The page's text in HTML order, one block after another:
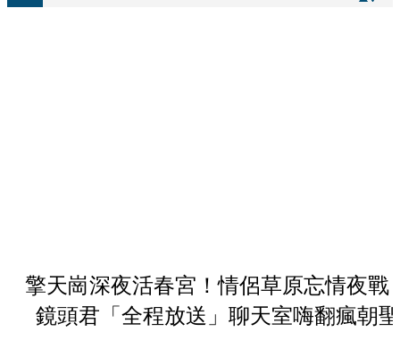
擎天崗深夜活春宮！情侶草原忘情夜
鏡頭君「全程放送」聊天室嗨翻瘋朝聖